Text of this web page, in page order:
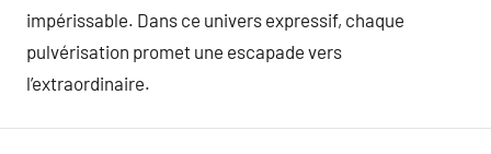
impérissable. Dans ce univers expressif, chaque
pulvérisation promet une escapade vers
l’extraordinaire.